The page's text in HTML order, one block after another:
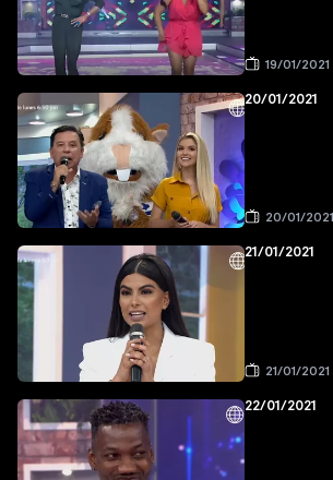
19/01/2021
20/01/2021
20/01/2021
21/01/2021
21/01/2021
22/01/2021